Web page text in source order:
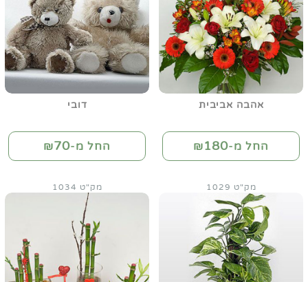
אהבה אביבית
החל מ-₪180
דובי
החל מ-₪70
מק"ט 1029 מק"ט 1034